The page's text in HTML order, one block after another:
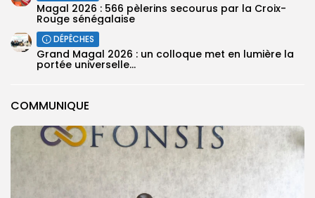
COMMUNIQUE
Magal 2026 : 566 pèlerins secourus par la Croix-
Rouge sénégalaise
DÉPÊCHES
Grand Magal 2026 : un colloque met en lumière la
portée universelle...